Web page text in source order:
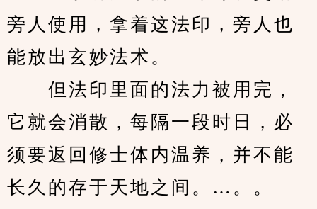
旁人使用，拿着这法印，旁人也
能放出玄妙法术。
但法印里面的法力被用完，
它就会消散，每隔一段时日，必
须要返回修士体内温养，并不能
长久的存于天地之间。…。。